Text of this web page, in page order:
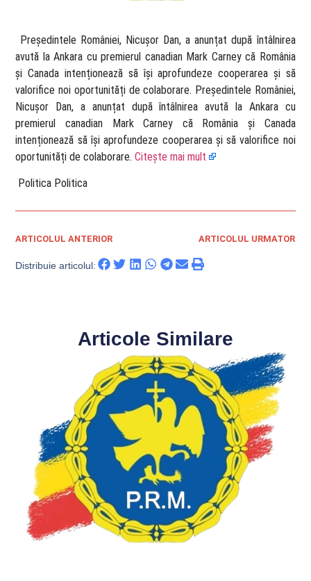
​ Președintele României, Nicușor Dan, a anunțat după întâlnirea
avută la Ankara cu premierul canadian Mark Carney că România
și Canada intenționează să își aprofundeze cooperarea și să
valorifice noi oportunități de colaborare. Președintele României,
Nicușor Dan, a anunțat după întâlnirea avută la Ankara cu
premierul canadian Mark Carney că România și Canada
intenționează să își aprofundeze cooperarea și să valorifice noi
oportunități de colaborare.Citește mai mult
​ Politica Politica
ARTICOLUL ANTERIOR ARTICOLUL URMATOR
Distribuie articolul:
Articole Similare